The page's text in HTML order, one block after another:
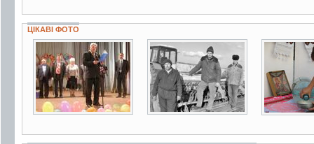
ЦІКАВІ ФОТО
2 фото 8 фото